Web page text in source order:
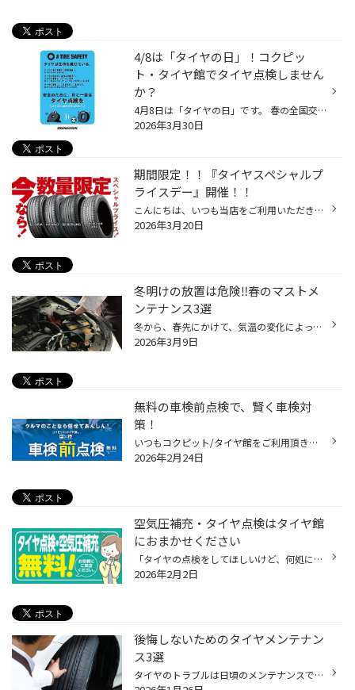
4/8は「タイヤの日」！コクピッ
ト・タイヤ館でタイヤ点検しません
か？
4月8日は「タイヤの日」です。 春の全国交通安全運動の実施月である4月と、輪（タイヤ）のイメージで8の語呂合わせで 一般社団法人日本自動車タイヤ協会（JATMA）が定めた記念日です。 こちらのタイヤの日に合わせて、コクピット・タイヤ館では『タイヤ点検・空気の補充強化』を行います！ 【どうし...
2026年3月30日
期間限定！！『タイヤスペシャルプ
ライスデー』開催！！
こんにちは、いつも当店をご利用いただきましてありがとうございます。 3/20(金)～3/29(日)まで、コクピット・タイヤ館におきまして、 期間限定！ サイズ限定！！ 数量限定！！！ お得にお買い求めいただける、「タイヤスペシャルプライスデー」がスタートします！ お得なタイヤのご紹介！！ ワゴン...
2026年3月20日
冬明けの放置は危険‼春のマストメ
ンテナンス3選
冬から、春先にかけて、気温の変化によっておクルマに負担がかかってしまうタイミングです。 春のカーライフをより快適にお過ごしいただくために、事前のおクルマのメンテナンスが大切です！ 【春前のメンテナンスポイント！】 ■バッテリー点検 気温の低い冬はバッテリーに負担がかかりやすく、性能...
2026年3月9日
無料の車検前点検で、賢く車検対
策！
いつもコクピット/タイヤ館をご利用頂きありがとうございます。 今回は、コクピット/タイヤ館がオススメする「車検前点検」についてご紹介いたします。 【車検前点検は、出費を集中させない、かしこい車検対策です】 ・車検って何？よく分からなくて不安・・・。 ・できれば車検の出費を抑えたい・...
2026年2月24日
空気圧補充・タイヤ点検はタイヤ館
におまかせください
「タイヤの点検をしてほしいけど、何処に頼べば良いかなぁ」 「クルマの事は詳しくないし初めてのお店は不安・・・」など お悩みのお客様はぜひ、当店にご相談ください。 皆様、お車の空気圧の点検はどれ位の期間で充填してますか？？ 実は空気圧点検は１ヶ月に１回が良いとされているんです 窒素ガ...
2026年2月2日
後悔しないためのタイヤメンテナン
ス3選
タイヤのトラブルは日頃のメンテナンスで防げることがほとんどです。 トラブルが起きて後悔しない為にも、今回はタイヤのプロがおススメするタイヤメンテナンスを いくつかご紹介いたします。 【タイヤ長持ちの為のおススメテナンス！】 普段なかなか点検できてない、タイヤ交換もずいぶんしていな...